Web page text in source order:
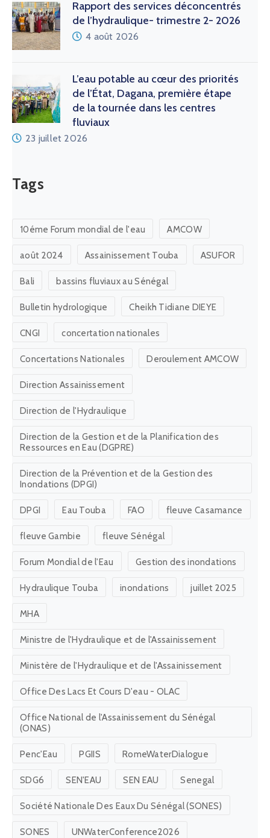
Rapport des services déconcentrés
de l’hydraulique- trimestre 2- 2026
4 août 2026
L’eau potable au cœur des priorités
de l’État, Dagana, première étape
de la tournée dans les centres
fluviaux
23 juillet 2026
Tags
10éme Forum mondial de l'eau AMCOW
août 2024 Assainissement Touba ASUFOR
Bali bassins fluviaux au Sénégal
Bulletin hydrologique Cheikh Tidiane DIEYE
CNGI concertation nationales
Concertations Nationales Deroulement AMCOW
Direction Assainissement
Direction de l'Hydraulique
Direction de la Gestion et de la Planification des
Ressources en Eau (DGPRE)
Direction de la Prévention et de la Gestion des
Inondations (DPGI)
DPGI Eau Touba FAO fleuve Casamance
fleuve Gambie fleuve Sénégal
Forum Mondial de l'Eau Gestion des inondations
Hydraulique Touba inondations juillet 2025
MHA
Ministre de l'Hydraulique et de l'Assainissement
Ministère de l'Hydraulique et de l'Assainissement
Office Des Lacs Et Cours D'eau - OLAC
Office National de l'Assainissement du Sénégal
(ONAS)
Penc'Eau PGIIS RomeWaterDialogue
SDG6 SEN'EAU SEN EAU Senegal
Société Nationale Des Eaux Du Sénégal (SONES)
SONES UNWaterConference2026